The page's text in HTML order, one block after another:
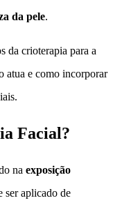
da pele.
da crioterapia para a
atua e como incorporar
Facial?
na exposição
ser aplicado de